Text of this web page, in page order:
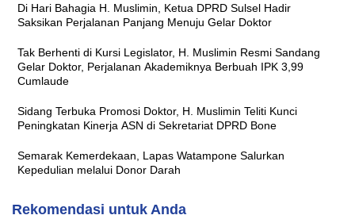
Di Hari Bahagia H. Muslimin, Ketua DPRD Sulsel Hadir
Saksikan Perjalanan Panjang Menuju Gelar Doktor
Tak Berhenti di Kursi Legislator, H. Muslimin Resmi Sandang
Gelar Doktor, Perjalanan Akademiknya Berbuah IPK 3,99
Cumlaude
Sidang Terbuka Promosi Doktor, H. Muslimin Teliti Kunci
Peningkatan Kinerja ASN di Sekretariat DPRD Bone
Semarak Kemerdekaan, Lapas Watampone Salurkan
Kepedulian melalui Donor Darah
Rekomendasi untuk Anda